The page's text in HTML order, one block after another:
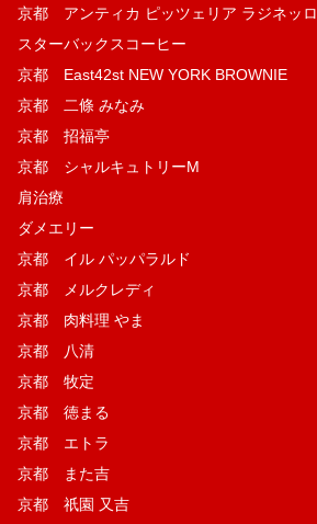
京都 アンティカ ピッツェリア ラジネッロ
スターバックスコーヒー
京都 East42st NEW YORK BROWNIE
京都 二條 みなみ
京都 招福亭
京都 シャルキュトリーM
肩治療
ダメエリー
京都 イル パッパラルド
京都 メルクレディ
京都 肉料理 やま
京都 八清
京都 牧定
京都 徳まる
京都 エトラ
京都 また吉
京都 祇園 又吉